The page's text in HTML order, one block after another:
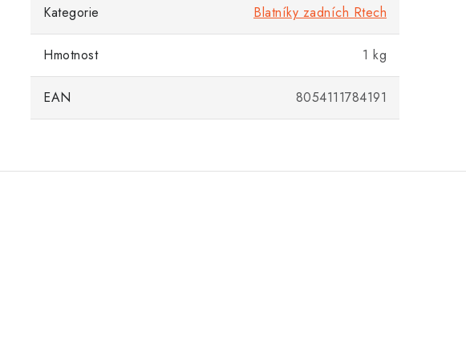
Kategorie Blatníky zadních Rtech
Hmotnost 1 kg
EAN 8054111784191